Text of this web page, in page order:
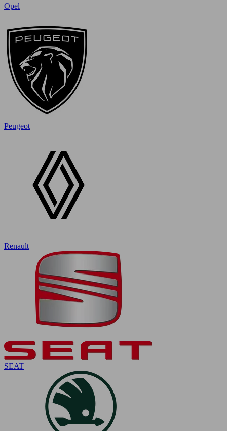
Opel
Peugeot
Renault
SEAT